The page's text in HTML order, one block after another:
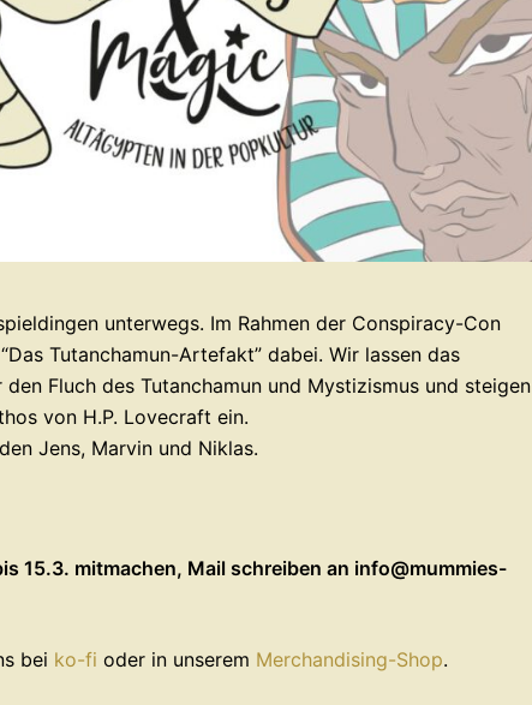
unterwegs. Im Rahmen der Conspiracy-Con
Tutanchamun-Artefakt” dabei. Wir lassen das
Fluch des Tutanchamun und Mystizismus und steigen
von H.P. Lovecraft ein.
Jens, Marvin und Niklas.
15.3. mitmachen, Mail schreiben an info@mummies-
bei ko-fi oder in unserem Merchandising-Shop.